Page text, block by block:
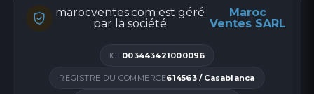
marocventes.com est géré
par la société
Maroc
Ventes SARL
ICE003443421000096
REGISTRE DU COMMERCE614563 / Casablanca